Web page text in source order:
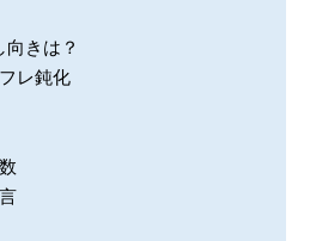
向きは？
レ鈍化